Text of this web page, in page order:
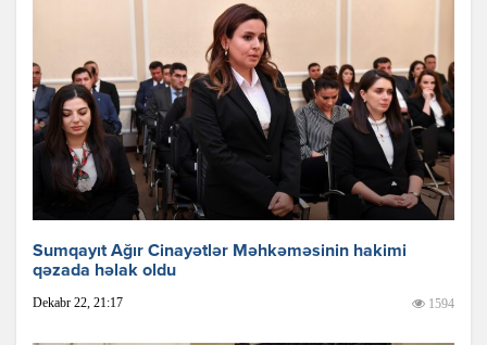
Sumqayıt Ağır Cinayətlər Məhkəməsinin hakimi
qəzada həlak oldu
Dekabr 22, 21:17 1594